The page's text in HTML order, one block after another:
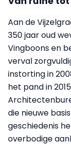
Aan de
350 jaar oud
Vingboons en
verval
instorting in
het pand in
die nieuwe
geschiedenis
overbodige